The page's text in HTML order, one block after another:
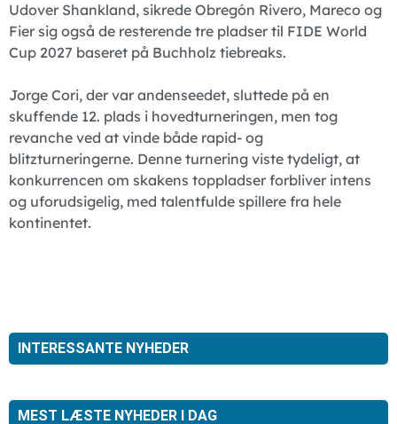
Udover Shankland, sikrede Obregón Rivero, Mareco og
Fier sig også de resterende tre pladser til FIDE World
Cup 2027 baseret på Buchholz tiebreaks.
Jorge Cori, der var andenseedet, sluttede på en
skuffende 12. plads i hovedturneringen, men tog
revanche ved at vinde både rapid- og
blitzturneringerne. Denne turnering viste tydeligt, at
konkurrencen om skakens toppladser forbliver intens
og uforudsigelig, med talentfulde spillere fra hele
kontinentet.
INTERESSANTE NYHEDER
MEST LÆSTE NYHEDER I DAG